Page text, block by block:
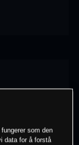
som den
data for å forstå